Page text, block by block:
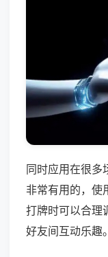
同时应用在很多
非常有用的，使
打牌时可以合理
好友间互动乐趣。